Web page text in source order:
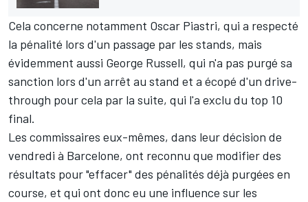
Cela concerne notamment Oscar Piastri, qui a respecté
la pénalité lors d'un passage par les stands, mais
évidemment aussi George Russell, qui n'a pas purgé sa
sanction lors d'un arrêt au stand et a écopé d'un drive-
through pour cela par la suite, qui l'a exclu du top 10
final.
Les commissaires eux-mêmes, dans leur décision de
vendredi à Barcelone, ont reconnu que modifier des
résultats pour "effacer" des pénalités déjà purgées en
course, et qui ont donc eu une influence sur les